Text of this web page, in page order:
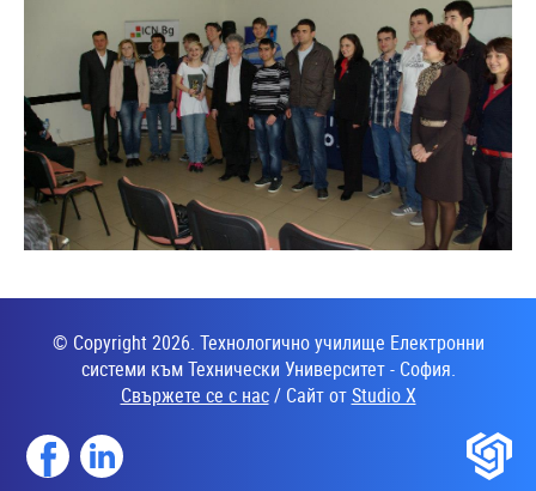
© Copyright 2026. Технологично училище Електронни
системи към Технически Университет - София.
Свържете се с нас/ Сайт отStudio X